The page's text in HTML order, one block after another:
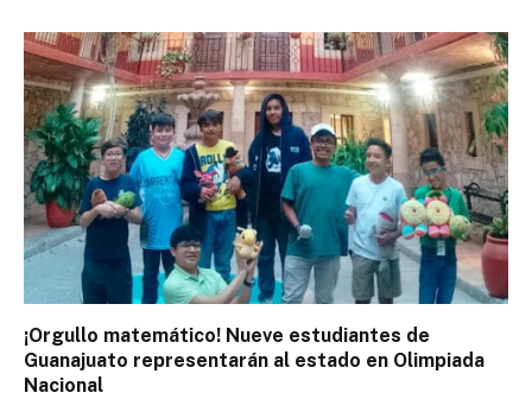
¡Orgullo matemático! Nueve estudiantes de
Guanajuato representarán al estado en Olimpiada
Nacional